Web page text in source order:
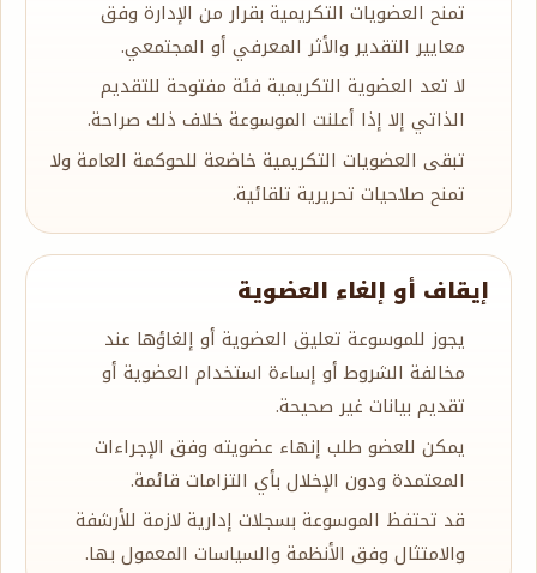
تمنح العضويات التكريمية بقرار من الإدارة وفق
معايير التقدير والأثر المعرفي أو المجتمعي.
لا تعد العضوية التكريمية فئة مفتوحة للتقديم
الذاتي إلا إذا أعلنت الموسوعة خلاف ذلك صراحة.
تبقى العضويات التكريمية خاضعة للحوكمة العامة ولا
تمنح صلاحيات تحريرية تلقائية.
إيقاف أو إلغاء العضوية
يجوز للموسوعة تعليق العضوية أو إلغاؤها عند
مخالفة الشروط أو إساءة استخدام العضوية أو
تقديم بيانات غير صحيحة.
يمكن للعضو طلب إنهاء عضويته وفق الإجراءات
المعتمدة ودون الإخلال بأي التزامات قائمة.
قد تحتفظ الموسوعة بسجلات إدارية لازمة للأرشفة
والامتثال وفق الأنظمة والسياسات المعمول بها.